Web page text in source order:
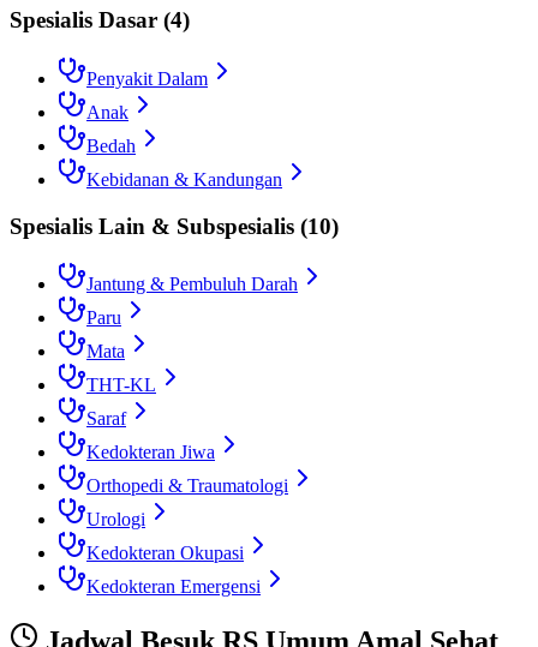
Spesialis Dasar (4)
Penyakit Dalam
Anak
Bedah
Kebidanan & Kandungan
Spesialis Lain & Subspesialis (10)
Jantung & Pembuluh Darah
Paru
Mata
THT-KL
Saraf
Kedokteran Jiwa
Orthopedi & Traumatologi
Urologi
Kedokteran Okupasi
Kedokteran Emergensi